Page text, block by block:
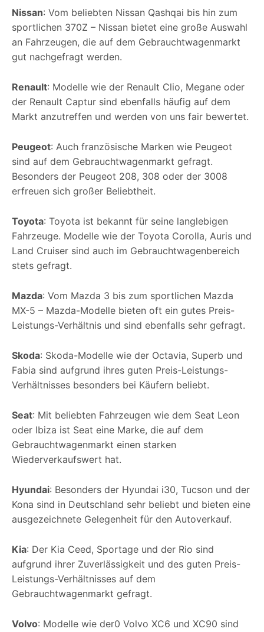
Nissan: Vom beliebten Nissan Qashqai bis hin zum
sportlichen 370Z – Nissan bietet eine große Auswahl
an Fahrzeugen, die auf dem Gebrauchtwagenmarkt
gut nachgefragt werden.
Renault: Modelle wie der Renault Clio, Megane oder
der Renault Captur sind ebenfalls häufig auf dem
Markt anzutreffen und werden von uns fair bewertet.
Peugeot: Auch französische Marken wie Peugeot
sind auf dem Gebrauchtwagenmarkt gefragt.
Besonders der Peugeot 208, 308 oder der 3008
erfreuen sich großer Beliebtheit.
Toyota: Toyota ist bekannt für seine langlebigen
Fahrzeuge. Modelle wie der Toyota Corolla, Auris und
Land Cruiser sind auch im Gebrauchtwagenbereich
stets gefragt.
Mazda: Vom Mazda 3 bis zum sportlichen Mazda
MX-5 – Mazda-Modelle bieten oft ein gutes Preis-
Leistungs-Verhältnis und sind ebenfalls sehr gefragt.
Skoda: Skoda-Modelle wie der Octavia, Superb und
Fabia sind aufgrund ihres guten Preis-Leistungs-
Verhältnisses besonders bei Käufern beliebt.
Seat: Mit beliebten Fahrzeugen wie dem Seat Leon
oder Ibiza ist Seat eine Marke, die auf dem
Gebrauchtwagenmarkt einen starken
Wiederverkaufswert hat.
Hyundai: Besonders der Hyundai i30, Tucson und der
Kona sind in Deutschland sehr beliebt und bieten eine
ausgezeichnete Gelegenheit für den Autoverkauf.
Kia: Der Kia Ceed, Sportage und der Rio sind
aufgrund ihrer Zuverlässigkeit und des guten Preis-
Leistungs-Verhältnisses auf dem
Gebrauchtwagenmarkt gefragt.
Volvo: Modelle wie der0 Volvo XC6 und XC90 sind